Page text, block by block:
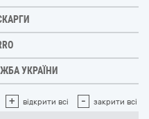
УКРАЇНИ
+ відкрити всі - закрити всі